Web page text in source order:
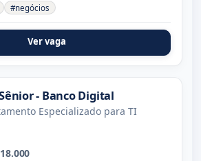
#negócios
Ver vaga
- Banco Digital
Especializado para TI